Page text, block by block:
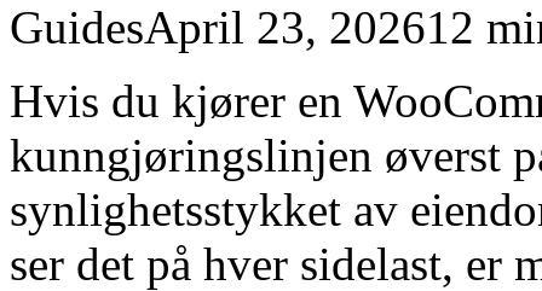
GuidesApril 23, 202612
Hvis du kjører en
kunngjøringslinjen øverst
synlighetsstykket av
ser det på hver sidelast, er